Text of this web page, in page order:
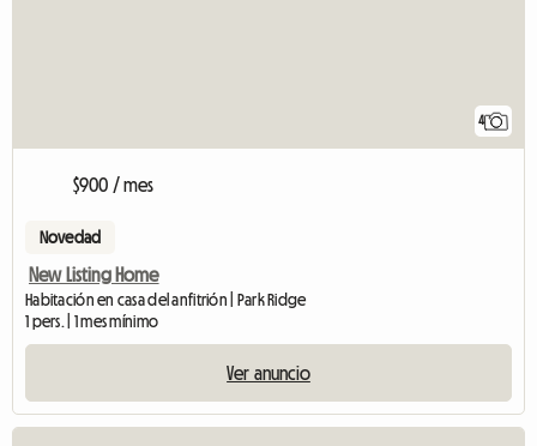
4
$900 / mes
Novedad
New Listing Home
Habitación en casa del anfitrión | Park Ridge
1 pers. | 1 mes mínimo
Ver anuncio